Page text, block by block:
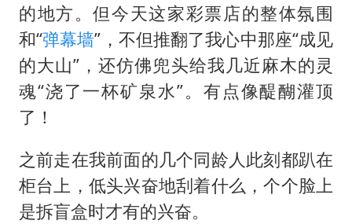
的地方。但今天这家彩票店的整体氛围
和“弹幕墙”，不但推翻了我心中那座“成见
的大山”，还仿佛兜头给我几近麻木的灵
魂“浇了一杯矿泉水”。有点像醍醐灌顶
了！
之前走在我前面的几个同龄人此刻都趴在
柜台上，低头兴奋地刮着什么，个个脸上
是拆盲盒时才有的兴奋。